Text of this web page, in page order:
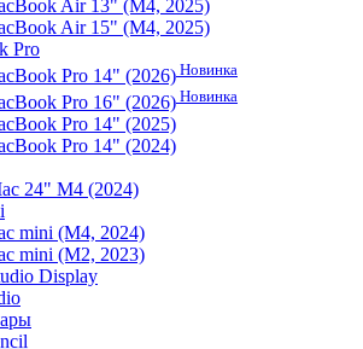
Air 13" (M4, 2025)
Air 15" (M4, 2025)
Pro
Pro 14" (2026) Новинка
Pro 16" (2026) Новинка
Pro 14" (2025)
Pro 14" (2024)
24" M4 (2024)
mini (M4, 2024)
mini (M2, 2023)
Display